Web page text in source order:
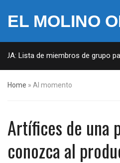
EL MOLINO
Lista de miembros de grupo
Home » Al momento
Artífices de una
conozca al